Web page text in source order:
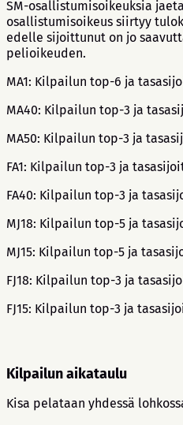
SM-osallistumisoikeuksia
osallistumisoikeus siirtyy
edelle sijoittunut on jo
pelioikeuden.
MA1: Kilpailun top-6 ja
MA40: Kilpailun top-3 ja
MA50: Kilpailun top-3 ja
FA1: Kilpailun top-3 ja
FA40: Kilpailun top-3 ja
MJ18: Kilpailun top-5 ja
MJ15: Kilpailun top-5 ja
FJ18: Kilpailun top-3 ja
FJ15: Kilpailun top-3 ja
Kilpailun aikataulu
Kisa pelataan yhdessä